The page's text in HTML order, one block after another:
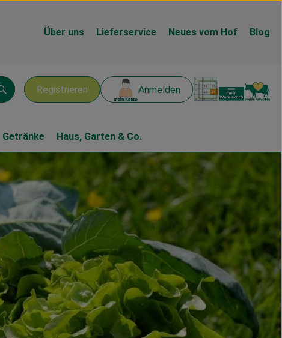
Über uns Lieferservice Neues vom Hof Blog
Registrieren Anmelden
Suchen
Getränke Haus, Garten & Co.